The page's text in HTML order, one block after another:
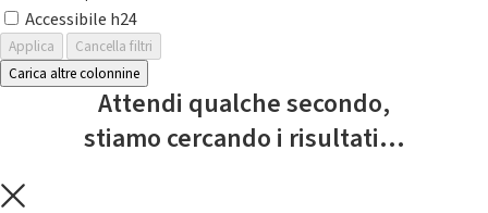
Accessibile h24
Applica
Cancella filtri
Carica altre colonnine
Attendi qualche secondo,
stiamo cercando i risultati...